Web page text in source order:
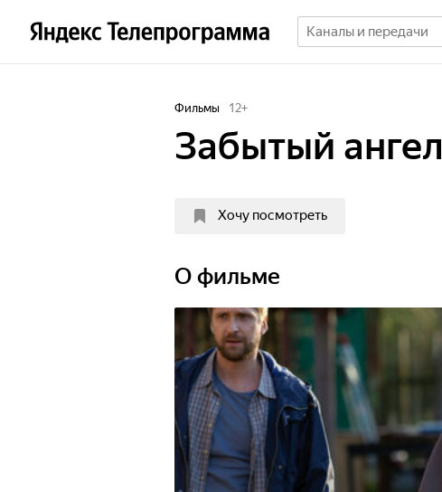
Фильмы 12+
Забытый ангел
Хочу посмотреть
О фильме